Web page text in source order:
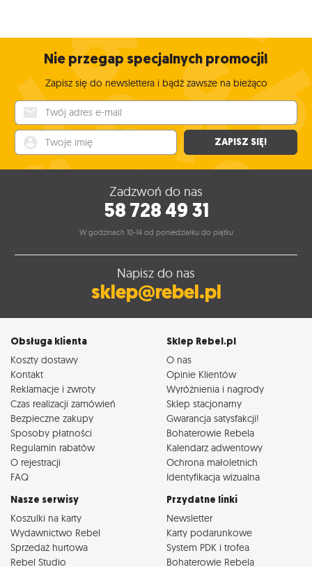
Nie przegap specjalnych promocji!
Zapisz się do newslettera i bądź zawsze na bieżąco
ZAPISZ SIĘ!
Zadzwoń do nas
58 728 49 31
W godzinach 10-14 od poniedziałku do piątku
Napisz do nas
sklep@rebel.pl
Obsługa klienta
Koszty dostawy
Kontakt
Reklamacje i zwroty
Czas realizacji zamówień
Bezpieczne zakupy
Sposoby płatności
Regulamin rabatów
O rejestracji
FAQ
Sklep Rebel.pl
O nas
Opinie Klientów
Wyróżnienia i nagrody
Sklep stacjonarny
Gwarancja satysfakcji!
Bohaterowie Rebela
Kalendarz adwentowy
Ochrona małoletnich
Identyfikacja wizualna
Nasze serwisy
Koszulki na karty
Wydawnictwo Rebel
Sprzedaż hurtowa
Rebel Studio
Przydatne linki
Newsletter
Karty podarunkowe
System PDK i trofea
Bohaterowie Rebela